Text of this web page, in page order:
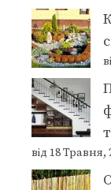
від 18 Травня,